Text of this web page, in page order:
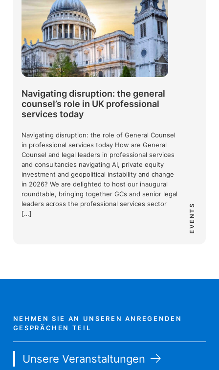
EVENTS
Navigating disruption: the general
counsel’s role in UK professional
services today
Navigating disruption: the role of General Counsel
in professional services today How are General
Counsel and legal leaders in professional services
and consultancies navigating AI, private equity
investment and geopolitical instability and change
in 2026? We are delighted to host our inaugural
roundtable, bringing together GCs and senior legal
leaders across the professional services sector
[…]
NEHMEN SIE AN UNSEREN ANREGENDEN
GESPRÄCHEN TEIL
Unsere Veranstaltungen